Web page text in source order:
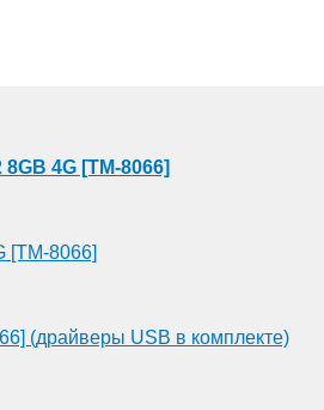
4G [TM-8066]
[TM-8066]
(драйверы USB в комплекте)